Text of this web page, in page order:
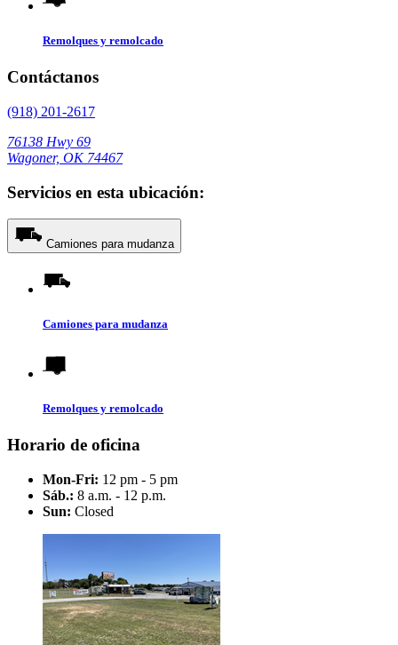
Remolques y remolcado
Contáctanos
(918) 201-2617
76138 Hwy 69
Wagoner, OK 74467
Servicios en esta ubicación:
Camiones para mudanza
Camiones para mudanza
Remolques y remolcado
Horario de oficina
Mon-Fri: 12 pm - 5 pm
Sáb.: 8 a.m. - 12 p.m.
Sun: Closed